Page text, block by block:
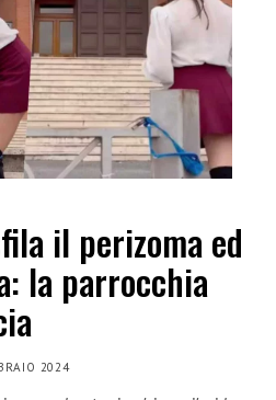
il perizoma ed
la parrocchia
2024